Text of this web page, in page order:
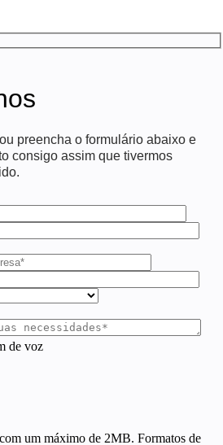
ou preencha o formulário abaixo e
consigo assim que tivermos
de voz
um máximo de 2MB. Formatos de